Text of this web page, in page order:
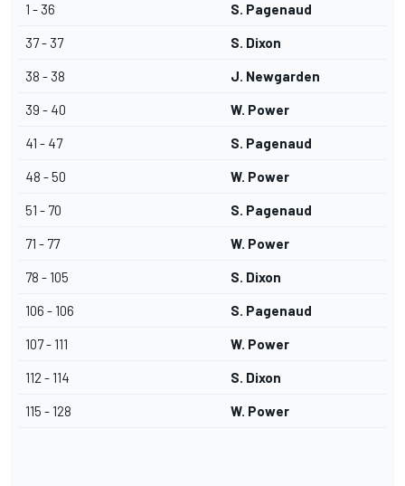
1 - 36 S. Pagenaud
37 - 37 S. Dixon
38 - 38 J. Newgarden
39 - 40 W. Power
41 - 47 S. Pagenaud
48 - 50 W. Power
51 - 70 S. Pagenaud
71 - 77 W. Power
78 - 105 S. Dixon
106 - 106 S. Pagenaud
107 - 111 W. Power
112 - 114 S. Dixon
115 - 128 W. Power